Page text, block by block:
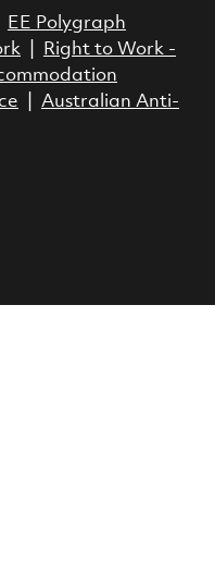
EE Polygraph
|
Right to Work -
Australian Anti-